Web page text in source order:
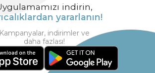
indirin,
yararlanın!
Kampanyalar, indirimler ve
daha fazlası!